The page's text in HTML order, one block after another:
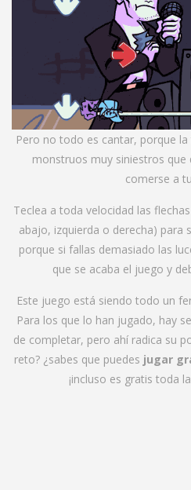
Pero no todo es cantar, porque
monstruos muy siniestros que
comerse a
Teclea a toda velocidad las
abajo, izquierda o derecha) para
porque si fallas demasiado las
que se acaba el juego y
Este juego está siendo todo un
Para los que lo han jugado, hay
de completar, pero ahí radica su
reto? ¿sabes que puedes jugar
¡incluso es gratis toda